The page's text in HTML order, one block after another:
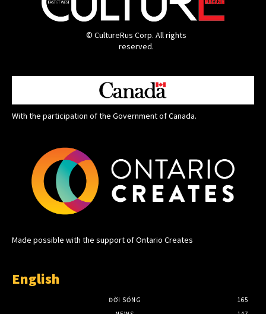
© CultureRus Corp. All rights
reserved.
With the participation of the Government of Canada.
Made possible with the support of Ontario Creates
English
ĐỜI SỐNG
165